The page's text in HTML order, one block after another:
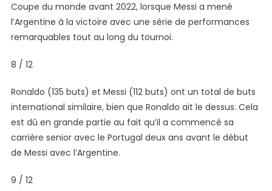
Coupe du monde avant 2022, lorsque Messi a mené
l’Argentine à la victoire avec une série de performances
remarquables tout au long du tournoi.
8 / 12
Ronaldo (135 buts) et Messi (112 buts) ont un total de buts
international similaire, bien que Ronaldo ait le dessus. Cela
est dû en grande partie au fait qu’il a commencé sa
carrière senior avec le Portugal deux ans avant le début
de Messi avec l’Argentine.
9 / 12